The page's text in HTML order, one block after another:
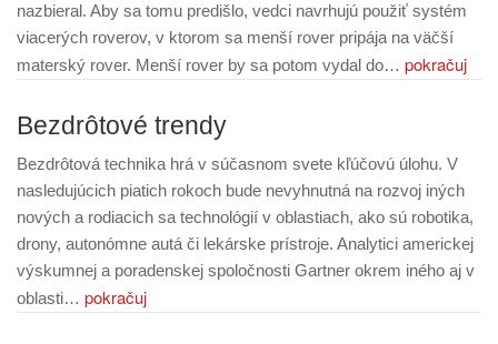
nazbieral. Aby sa tomu predišlo, vedci navrhujú použiť systém
viacerých roverov, v ktorom sa menší rover pripája na väčší
materský rover. Menší rover by sa potom vydal do… pokračuj
Bezdrôtové trendy
Bezdrôtová technika hrá v súčasnom svete kľúčovú úlohu. V
nasledujúcich piatich rokoch bude nevyhnutná na rozvoj iných
nových a rodiacich sa technológií v oblastiach, ako sú robotika,
drony, autonómne autá či lekárske prístroje. Analytici americkej
výskumnej a poradenskej spoločnosti Gartner okrem iného aj v
oblasti… pokračuj